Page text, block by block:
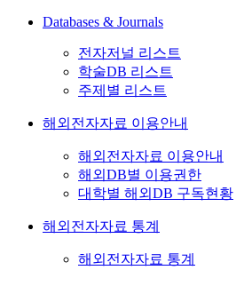
Databases & Journals
전자저널 리스트
학술DB 리스트
주제별 리스트
해외전자자료 이용안내
해외전자자료 이용안내
해외DB별 이용권한
대학별 해외DB 구독현황
해외전자자료 통계
해외전자자료 통계